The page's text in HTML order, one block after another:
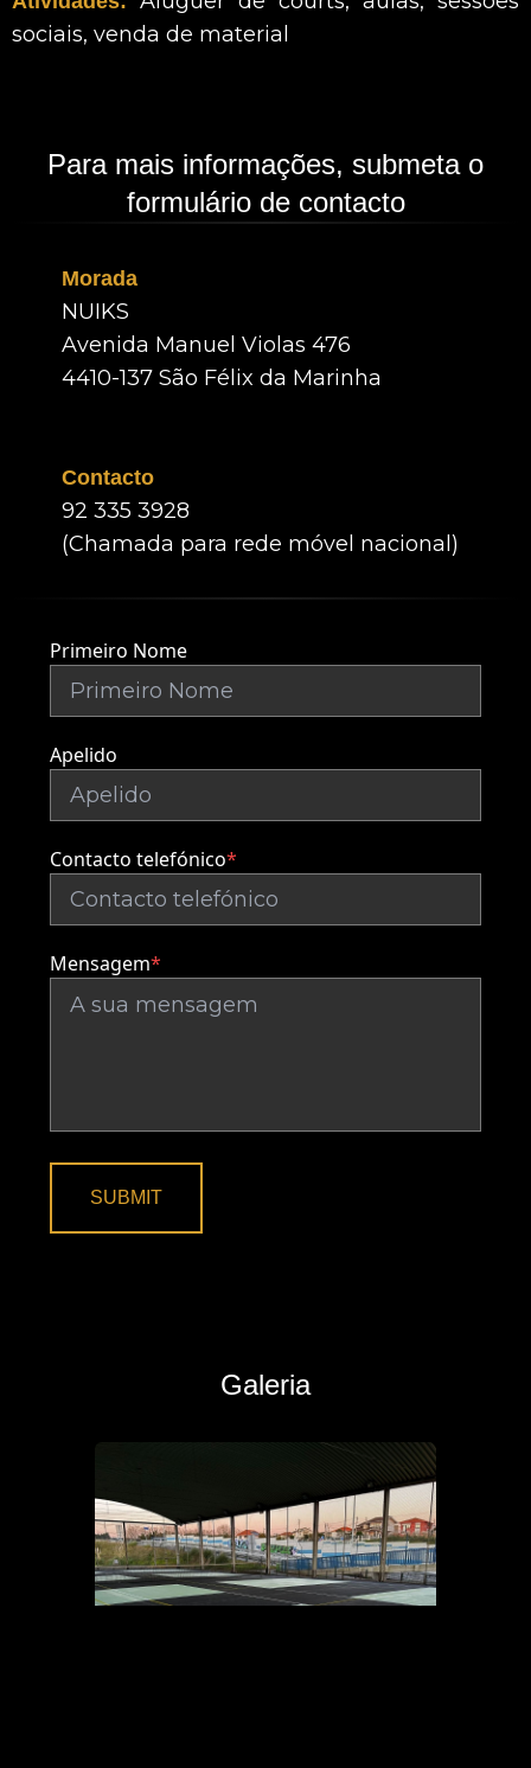
sociais, venda de material
Para mais informações, submeta o
formulário de contacto
Morada
NUIKS
Avenida Manuel Violas 476
4410-137 São Félix da Marinha
Contacto
92 335 3928
(Chamada para rede móvel nacional)
Primeiro Nome
Apelido
Contacto telefónico*
Mensagem*
SUBMIT
Galeria